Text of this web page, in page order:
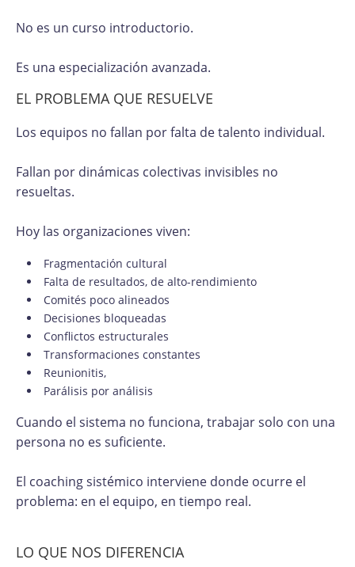
No es un curso introductorio.
Es una especialización avanzada.
EL PROBLEMA QUE RESUELVE
Los equipos no fallan por falta de talento individual.
Fallan por dinámicas colectivas invisibles no
resueltas.
Hoy las organizaciones viven:
Fragmentación cultural
Falta de resultados, de alto-rendimiento
Comités poco alineados
Decisiones bloqueadas
Conflictos estructurales
Transformaciones constantes
Reunionitis,
Parálisis por análisis
Cuando el sistema no funciona, trabajar solo con una
persona no es suficiente.
El coaching sistémico interviene donde ocurre el
problema: en el equipo, en tiempo real.
LO QUE NOS DIFERENCIA